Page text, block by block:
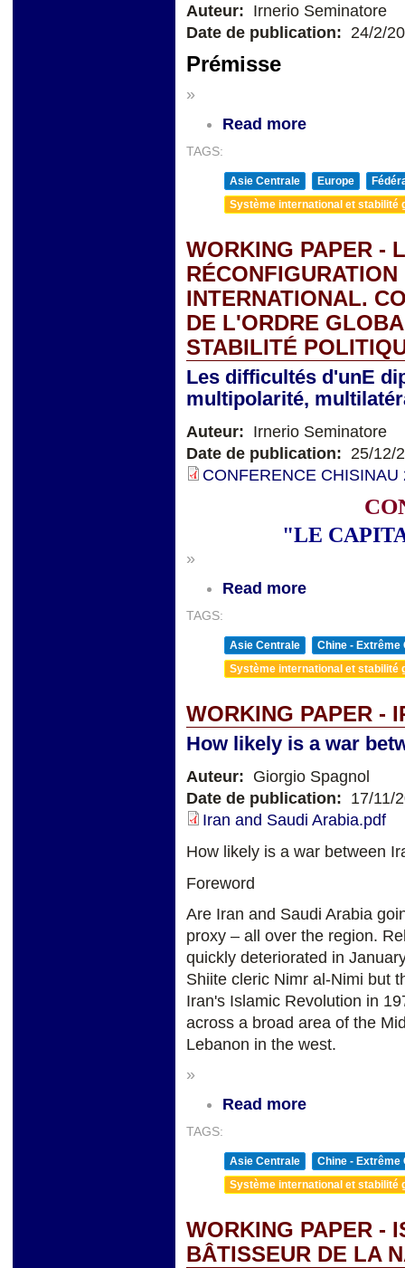
Auteur: Irnerio Seminatore
Date de publication: 24/2/
Prémisse
»
Read more
TAGS:
Asie Centrale Europe
Système international et stabilité
WORKING PAPER -
INTERNATIONAL.
DE L'ORDRE
STABILITÉ
Les difficultés d'unE
multipolarité,
Auteur: Irnerio Seminatore
Date de publication: 25/12/
CONFERENCE
"LE
»
Read more
TAGS:
Asie Centrale
Chine - Extrême
Système international et stabilité
WORKING PAPER -
How likely is a war
Auteur: Giorgio Spagnol
Date de publication: 17/11/
Iran and Saudi Arabia.pdf
How likely is a war between
Foreword
Are Iran and Saudi Arabia
proxy – all over the region.
quickly deteriorated in
Shiite cleric Nimr al-Nimi but
Iran's Islamic Revolution in
across a broad area of the
Lebanon in the west.
»
Read more
TAGS:
Asie Centrale
Chine - Extrême
Système international et stabilité
WORKING PAPER -
BÂTISSEUR DE LA